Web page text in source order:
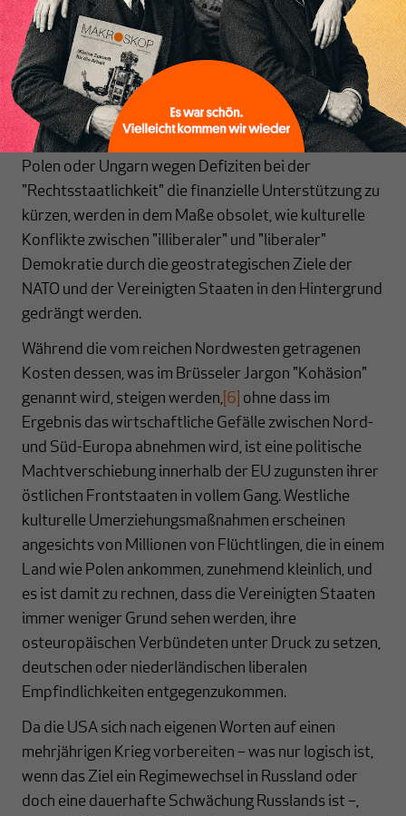
Beitritt befindlicher EU-Mitgliedstaaten. Damit wird
der Wettbewerb um EU-Subventionen, auch aufgrund
neuer, kriegsbedingter Bedürfnisse der östlichen
Mitgliedstaaten, zum Beispiel wegen der Aufnahme
ukrainischer Flüchtlinge und ukrainischer
Agrarprodukte, weiter zunehmen. Pläne, Ländern wie
Polen oder Ungarn wegen Defiziten bei der
"Rechtsstaatlichkeit" die finanzielle Unterstützung zu
kürzen, werden in dem Maße obsolet, wie kulturelle
Konflikte zwischen "illiberaler" und "liberaler"
Demokratie durch die geostrategischen Ziele der
NATO und der Vereinigten Staaten in den Hintergrund
gedrängt werden.
Während die vom reichen Nordwesten getragenen
Kosten dessen, was im Brüsseler Jargon "Kohäsion"
genannt wird, steigen werden, [6] ohne dass im
Ergebnis das wirtschaftliche Gefälle zwischen Nord-
und Süd-Europa abnehmen wird, ist eine politische
Machtverschiebung innerhalb der EU zugunsten ihrer
östlichen Frontstaaten in vollem Gang. Westliche
kulturelle Umerziehungsmaßnahmen erscheinen
angesichts von Millionen von Flüchtlingen, die in einem
Land wie Polen ankommen, zunehmend kleinlich, und
es ist damit zu rechnen, dass die Vereinigten Staaten
immer weniger Grund sehen werden, ihre
osteuropäischen Verbündeten unter Druck zu setzen,
deutschen oder niederländischen liberalen
Empfindlichkeiten entgegenzukommen.
Da die USA sich nach eigenen Worten auf einen
mehrjährigen Krieg vorbereiten – was nur logisch ist,
wenn das Ziel ein Regimewechsel in Russland oder
doch eine dauerhafte Schwächung Russlands ist –,